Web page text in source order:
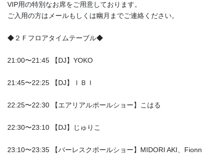
VIP用の特別なお席をご用意しております。
ご入用の方はメールもしくは幽月までご連絡ください。
◆２Ｆフロアタイムテーブル◆
21:00〜21:45 【DJ】YOKO
21:45〜22:25 【DJ】ＩＢＩ
22:25〜22:30 【エアリアルポールショー】こはる
22:30〜23:10 【DJ】じゅりこ
23:10〜23:35 【バーレスクポールショー】MIDORI AKI、Fionn